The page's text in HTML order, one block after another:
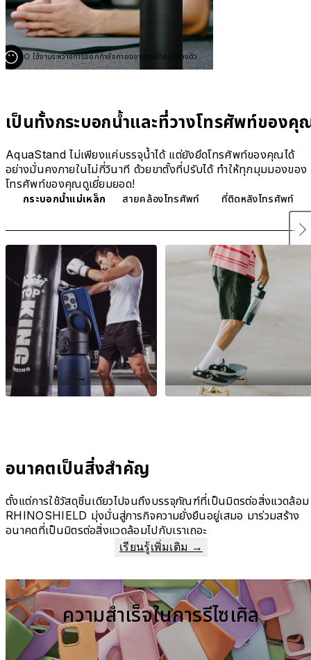
O ใช้งานระหว่างการออกกำลังกายของคุณได้อย่างลงตัว
กระบอกน้ำแม่เหล็ก สายคล้องโทรศัพท์ ที่ติดหลังโทรศัพท์
→ →
เป็นทั้งกระบอกน้ำและที่วางโทรศัพท์ของคุ
AquaStand ไม่เพียงแค่บรรจุน้ำได้ แต่ยังยึดโทรศัพท์ของคุณได้
อย่างมั่นคงภายในไม่กี่วินาที ด้วยขาตั้งที่ปรับได้ ทำให้ทุกมุมมองของ
โทรศัพท์ของคุณดูเยี่ยมยอด!
อนาคตเป็นสิ่งสำคัญ
ตั้งแต่การใช้วัสดุชิ้นเดียวไปจนถึงบรรจุภัณฑ์ที่เป็นมิตรต่อสิ่งแวดล้อม
RHINOSHIELD มุ่งมั่นสู่ภารกิจความยั่งยืนอยู่เสมอ มาร่วมสร้าง
อนาคตที่เป็นมิตรต่อสิ่งแวดล้อมไปกับเราเถอะ
เรียนรู้เพิ่มเติม →
ความสำเร็จในการรีไซเคิล